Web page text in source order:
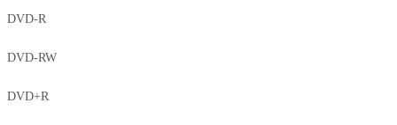
DVD-R
DVD-RW
DVD+R